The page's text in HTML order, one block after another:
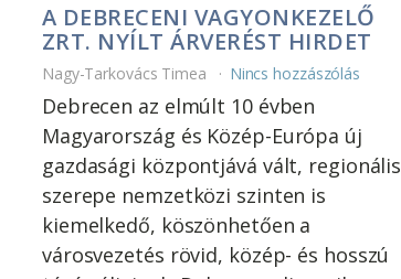
A DEBRECENI VAGYONKEZELŐ
ZRT. NYÍLT ÁRVERÉST HIRDET
Nagy-Tarkovács Timea Nincs hozzászólás
Debrecen az elmúlt 10 évben
Magyarország és Közép-Európa új
gazdasági központjává vált, regionális
szerepe nemzetközi szinten is
kiemelkedő, köszönhetően a
városvezetés rövid, közép- és hosszú